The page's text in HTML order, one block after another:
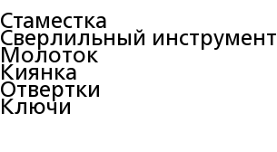
Стаместка
Сверлильный инструмент
Молоток
Киянка
Отвертки
Ключи